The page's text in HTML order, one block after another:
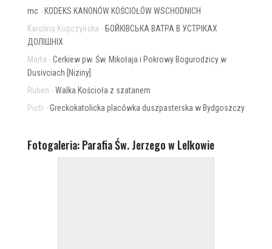
mc- KODEKS KANONÓW KOŚCIOŁÓW WSCHODNICH
Karolina Kopczyńska - БОЙКІВСЬКА ВАТРА В УСТРІКАХ
ДОЛІШНІХ
Marta -Cerkiew pw. Św. Mikołaja i Pokrowy Bogurodzicy w
Dusivciach [Niziny]
Ruben -Walka Kościoła z szatanem
Piotr-Greckokatolicka placówka duszpasterska w Bydgoszczy
Fotogaleria: Parafia Św. Jerzego w Lelkowie